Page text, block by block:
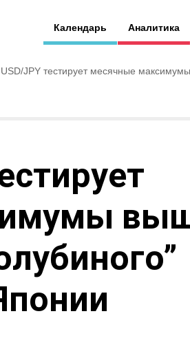
Календарь Аналитика
JPY тестирует месячные